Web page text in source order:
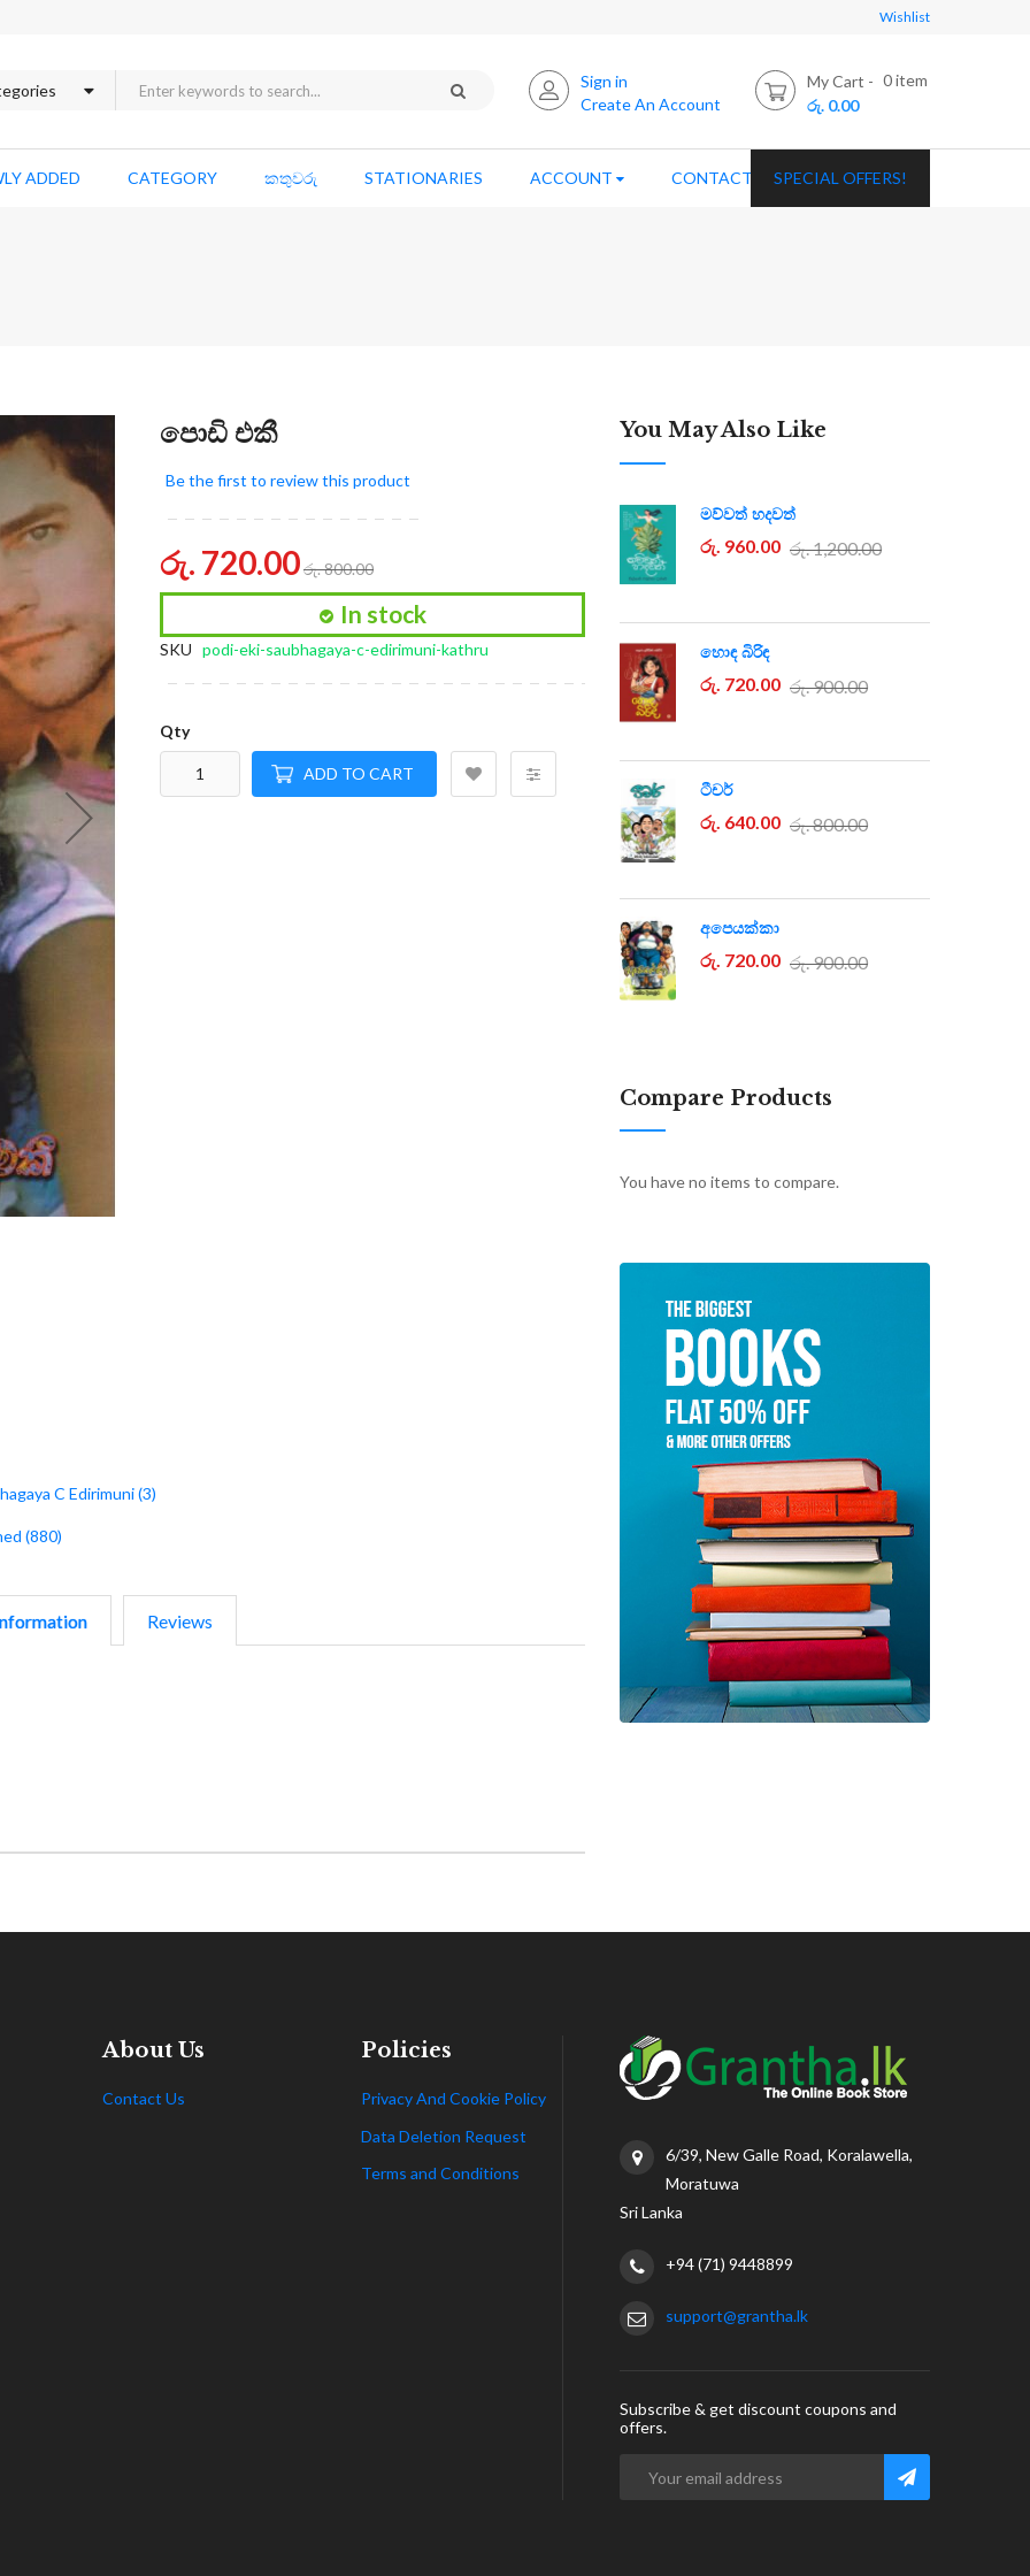
Wishlist
Sign in
Create An Account
My Cart 0item
රු. 0.00
ADDED CATEGORY කතුවරු STATIONARIES ACCOUNT CONTACT USSPECIAL OFFERS!
පොඩි එකී
Be the first to review this product
රු. 720.00රු. 800.00
In stock
SKU podi-eki-saubhagaya-c-edirimuni-kathru
Qty
ADD TO CART
images
gallery
C Edirimuni (3)
(880)
Reviews
You May Also Like
මව්වත් හදවත්
රු. 960.00 රු. 1,200.00
හොඳ බිරිඳ
රු. 720.00 රු. 900.00
ටීචර්
රු. 640.00 රු. 800.00
අපෙයක්කා
රු. 720.00 රු. 900.00
Compare Products
You have no items to compare.
About Us
Contact Us
Policies
Privacy And Cookie Policy
Data Deletion Request
Terms and Conditions
6/39, New Galle Road, Koralawella,
Moratuwa
Sri Lanka
+94 (71) 9448899
support@grantha.lk
Subscribe & get discount coupons and
offers.